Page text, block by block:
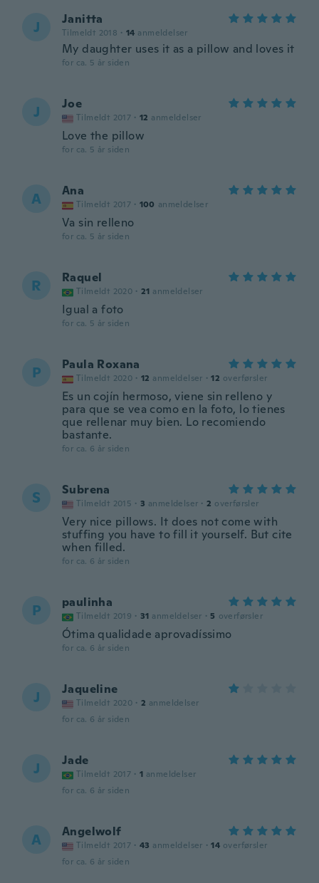
J Janitta
Tilmeldt 2018 · 14 anmeldelser
My daughter uses it as a pillow and loves it
for ca. 5 år siden
J Joe
Tilmeldt 2017 · 12 anmeldelser
Love the pillow
for ca. 5 år siden
A Ana
Tilmeldt 2017 · 100 anmeldelser
Va sin relleno
for ca. 5 år siden
R Raquel
Tilmeldt 2020 · 21 anmeldelser
Igual a foto
for ca. 5 år siden
P Paula Roxana
Tilmeldt 2020 · 12 anmeldelser · 12 overførsler
Es un cojín hermoso, viene sin relleno y
para que se vea como en la foto, lo tienes
que rellenar muy bien. Lo recomiendo
bastante.
for ca. 6 år siden
S Subrena
Tilmeldt 2015 · 3 anmeldelser · 2 overførsler
Very nice pillows. It does not come with
stuffing you have to fill it yourself. But cite
when filled.
for ca. 6 år siden
P paulinha
Tilmeldt 2019 · 31 anmeldelser · 5 overførsler
Ótima qualidade aprovadíssimo
for ca. 6 år siden
J Jaqueline
Tilmeldt 2020 · 2 anmeldelser
for ca. 6 år siden
J Jade
Tilmeldt 2017 · 1 anmeldelser
for ca. 6 år siden
A Angelwolf
Tilmeldt 2017 · 43 anmeldelser · 14 overførsler
for ca. 6 år siden